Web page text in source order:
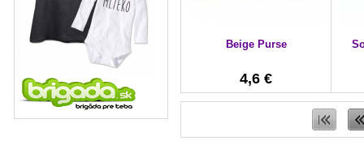
Beige Purse
4,6 €